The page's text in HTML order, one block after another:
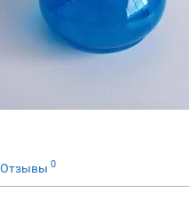
Отзывы 0